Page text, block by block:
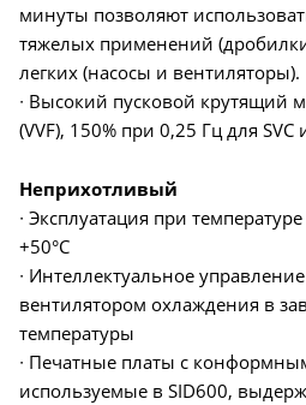
минуты позволяют
тяжелых применений
легких (насосы и вентиляторы).
∙ Высокий пусковой крутящий
(VVF), 150% при 0,25 Гц для
Неприхотливый
∙ Эксплуатация при
+50°C
∙ Интеллектуальное
вентилятором охлаждения в
температуры
∙ Печатные платы с
используемые в SID600,